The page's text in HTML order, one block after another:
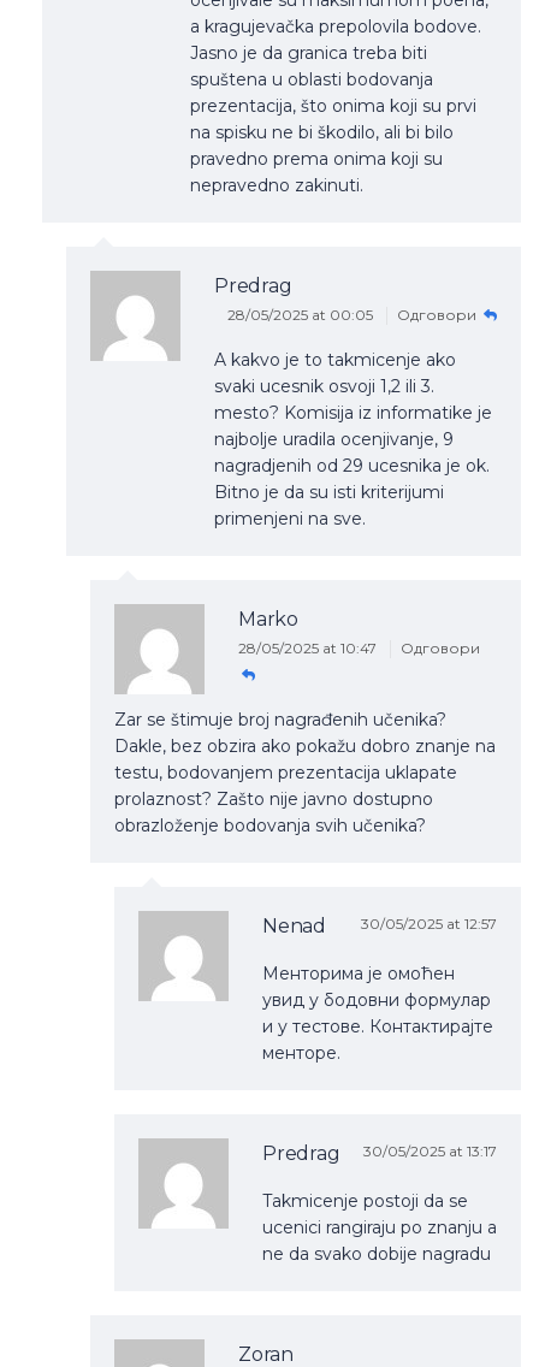
a kragujevačka prepolovila bodove.
Jasno je da granica treba biti
spuštena u oblasti bodovanja
prezentacija, što onima koji su prvi
na spisku ne bi škodilo, ali bi bilo
pravedno prema onima koji su
nepravedno zakinuti.
Predrag
28/05/2025 at 00:05 Одговори
A kakvo je to takmicenje ako
svaki ucesnik osvoji 1,2 ili 3.
mesto? Komisija iz informatike je
najbolje uradila ocenjivanje, 9
nagradjenih od 29 ucesnika je ok.
Bitno je da su isti kriterijumi
primenjeni na sve.
Marko
28/05/2025 at 10:47 Одговори
Zar se štimuje broj nagrađenih učenika?
Dakle, bez obzira ako pokažu dobro znanje na
testu, bodovanjem prezentacija uklapate
prolaznost? Zašto nije javno dostupno
obrazloženje bodovanja svih učenika?
Nenad 30/05/2025 at 12:57
Менторима је омоћен
увид у бодовни формулар
и у тестове. Контактирајте
менторе.
Predrag 30/05/2025 at 13:17
Takmicenje postoji da se
ucenici rangiraju po znanju a
ne da svako dobije nagradu
Zoran